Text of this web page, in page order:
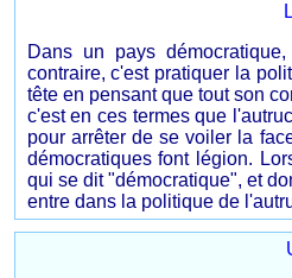
Dans un pays
contraire, c'est pratiquer la
tête en pensant que tout son
c'est en ces termes que
pour arrêter de se voiler la
démocratiques font légion.
qui se dit "démocratique", et
entre dans la politique de